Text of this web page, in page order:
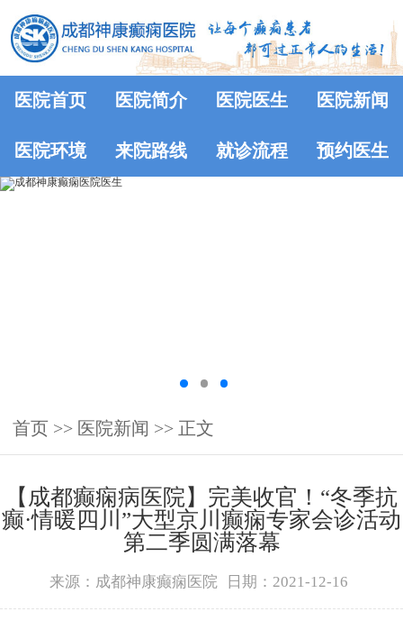
医院首页 医院简介 医院医生 医院新闻
医院环境 来院路线 就诊流程 预约医生
首页 >> 医院新闻 >> 正文
【成都癫痫病医院】完美收官！“冬季抗
癫·情暖四川”大型京川癫痫专家会诊活动
第二季圆满落幕
来源：成都神康癫痫医院 日期：2021-12-16